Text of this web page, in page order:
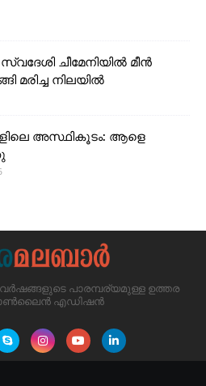
ചീമേനിയിൽ മീൻ
മരിച്ച നിലയിൽ
അസ്ഥികൂടം: ആളെ
പാരമ്പര്യമുള്ള ഉത്തര
എഡിഷൻ